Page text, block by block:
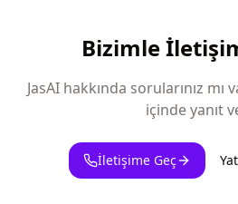
Bizimle
JasAI hakkında sorularınız mı
içinde yanıt
İletişime Geç